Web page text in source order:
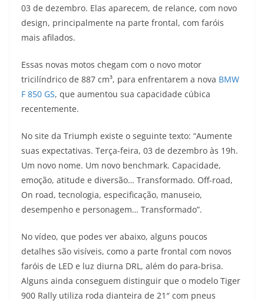
t
s
p
p
e
a
m
e
o
t
r
y
n
03 de dezembro. Elas aparecem, de relance, com novo
design, principalmente na parte frontal, com faróis
mais afilados.
Essas novas motos chegam com o novo motor
tricilíndrico de 887 cm³, para enfrentarem a nova BMW
F 850 GS, que aumentou sua capacidade cúbica
recentemente.
No site da Triumph existe o seguinte texto: “Aumente
suas expectativas. Terça-feira, 03 de dezembro às 19h.
Um novo nome. Um novo benchmark. Capacidade,
emoção, atitude e diversão… Transformado. Off-road,
On road, tecnologia, especificação, manuseio,
desempenho e personagem… Transformado”.
No vídeo, que podes ver abaixo, alguns poucos
detalhes são visíveis, como a parte frontal com novos
faróis de LED e luz diurna DRL, além do para-brisa.
Alguns ainda conseguem distinguir que o modelo Tiger
900 Rally utiliza roda dianteira de 21″ com pneus